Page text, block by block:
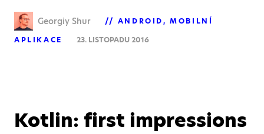
Georgiy Shur ANDROID
MOBILNÍ
APLIKACE
23. LISTOPADU 2016
Kotlin: first impressions